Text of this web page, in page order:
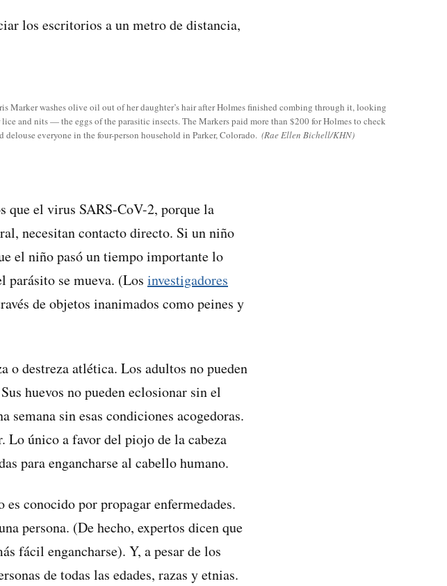
los escritorios a un metro de distancia,
Marker washes olive oil out of her daughter’s hair after Holmes finished combing through it, looking
lice and nits — the eggs of the parasitic insects. The Markers paid more than $200 for Holmes to check
delouse everyone in the four-person household in Parker, Colorado. (Rae Ellen Bichell/KHN)
que el virus SARS-CoV-2, porque la
necesitan contacto directo. Si un niño
el niño pasó un tiempo importante lo
parásito se mueva. (Los investigadores
de objetos inanimados como peines y
o destreza atlética. Los adultos no pueden
huevos no pueden eclosionar sin el
semana sin esas condiciones acogedoras.
Lo único a favor del piojo de la cabeza
para engancharse al cabello humano.
es conocido por propagar enfermedades.
persona. (De hecho, expertos dicen que
fácil engancharse). Y, a pesar de los
de todas las edades, razas y etnias.